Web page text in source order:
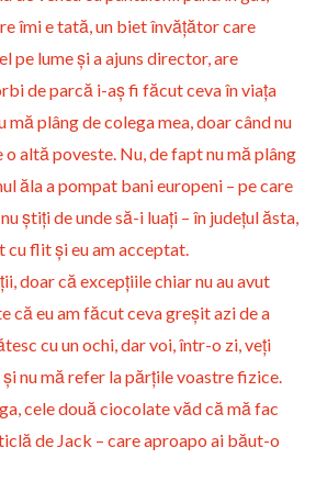
îmi e tată, un biet învățător care
pe lume și a ajuns director, are
de parcă i-aș fi făcut ceva în viața
mă plâng de colega mea, doar când nu
o altă poveste. Nu, de fapt nu mă plâng
ăla a pompat bani europeni – pe care
știți de unde să-i luați – în județul ăsta,
cu flit și eu am acceptat.
doar că excepțiile chiar nu au avut
că eu am făcut ceva greșit azi de a
cu un ochi, dar voi, într-o zi, veți
nu mă refer la părțile voastre fizice.
cele două ciocolate văd că mă fac
de Jack – care aproapo ai băut-o